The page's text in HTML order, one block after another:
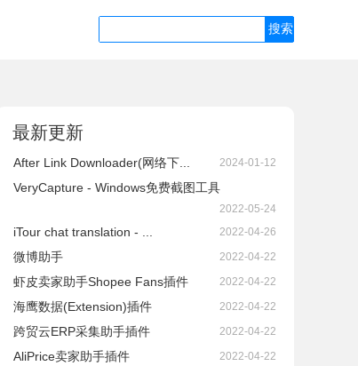
最新更新
After Link Downloader(网络下... 2024-01-12
VeryCapture - Windows免费截图工具
2022-05-24
iTour chat translation - ... 2022-04-26
微博助手 2022-04-22
虾皮卖家助手Shopee Fans插件 2022-04-22
海鹰数据(Extension)插件 2022-04-22
跨贸云ERP采集助手插件 2022-04-22
AliPrice卖家助手插件 2022-04-22